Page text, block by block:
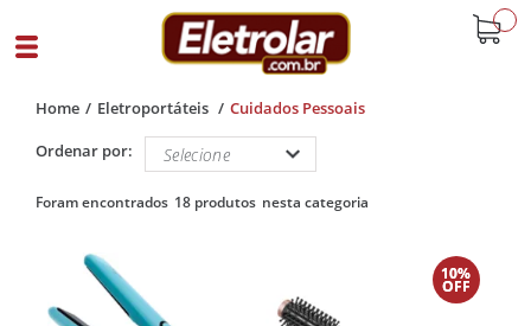
Home Eletroportáteis Cuidados Pessoais
18 produtos
Ordenar por:
10%
OFF